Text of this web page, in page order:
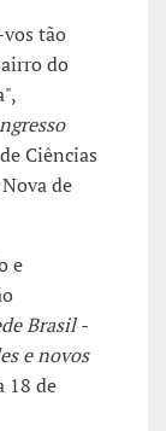
tão
do
Ciências
de
e
Brasil -
e novos
18 de